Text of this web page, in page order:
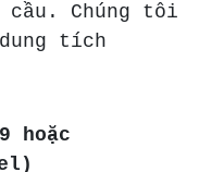
cầu. Chúng tôi
tích
hoặc